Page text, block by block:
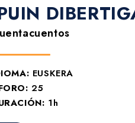
EUSKERA
25
1h